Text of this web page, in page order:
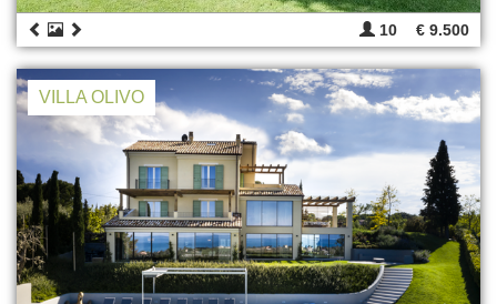
10 € 9.500
VILLA OLIVO